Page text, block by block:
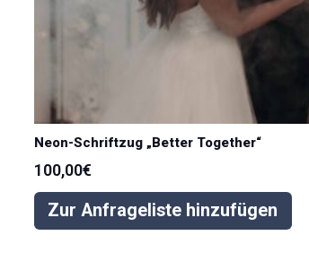
Neon-Schriftzug „Better Together“
100,00€
Zur Anfrageliste hinzufügen